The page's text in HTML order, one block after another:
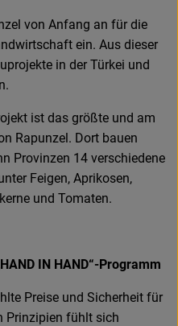
von Anfang an für die
ein. Aus dieser
in der Türkei und
ist das größte und am
Rapunzel. Dort bauen
Provinzen 14 verschiedene
Feigen, Aprikosen,
und Tomaten.
IN HAND“-Programm
Preise und Sicherheit für
Prinzipien fühlt sich